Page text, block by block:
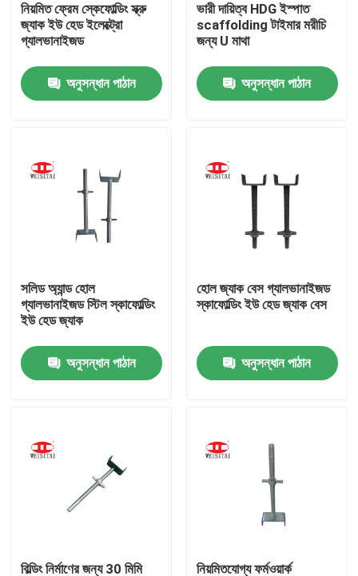
পণ্য
আমাদের সম্পর্কে
মান নিয়ন্ত্রণ
যোগাযোগ করুন
ইস্পাত ভারা পার্টস
ফ্রেম ভারা পার্টস
নিয়মিত ফ্রেম স্কেফোল্ডিং স্ক্রু
জ্যাক ইউ হেড ইলেক্ট্রো
গ্যালভানাইজড
অনুসন্ধান পাঠান
ভারী দায়িত্ব HDG ইস্পাত
scaffolding টাইমার মরীচি
জন্য U মাথা
অনুসন্ধান পাঠান
সলিড অ্যান্ড হোল
গ্যালভানাইজড স্টিল স্কাফোল্ডিং
ইউ হেড জ্যাক
অনুসন্ধান পাঠান
হোল জ্যাক বেস গ্যালভানাইজড
স্কাফোল্ডিং ইউ হেড জ্যাক বেস
অনুসন্ধান পাঠান
বিল্ডিং নির্মাণের জন্য 30 মিমি নিয়মিতযোগ্য ফর্মওয়ার্ক